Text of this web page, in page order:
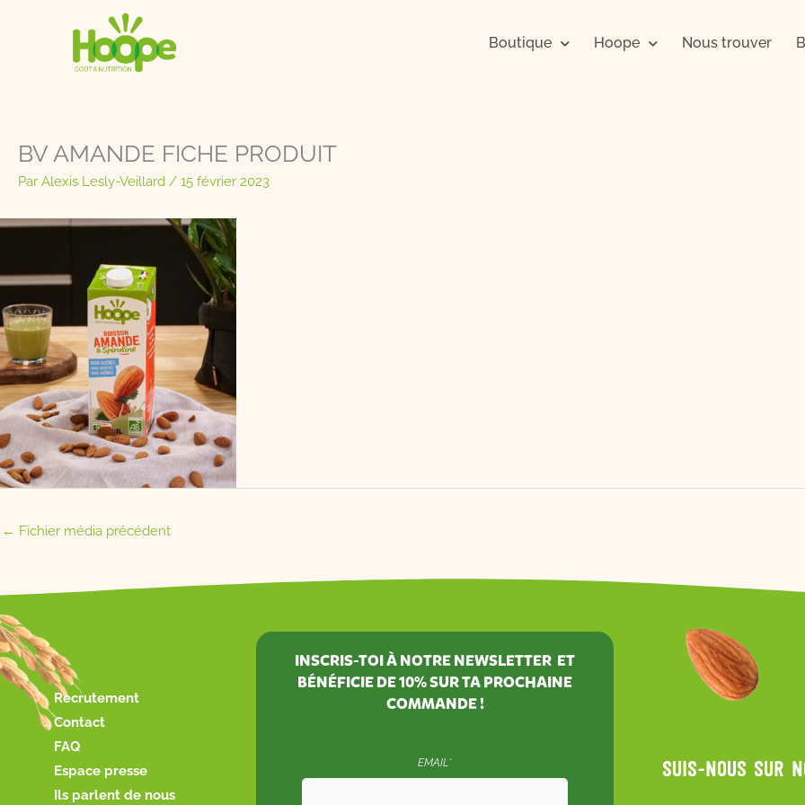
Boutique Hoope Nous trouver
BV AMANDE FICHE PRODUIT
Par Alexis Lesly-Veillard / 15 février 2023
← Fichier média précédent
Recrutement
Contact
FAQ
Espace presse
Ils parlent de nous
INSCRIS-TOI À NOTRE NEWSLETTER ET
BÉNÉFICIE DE10%SUR TA PROCHAINE
COMMANDE !
EMAIL* Suis-nous sur